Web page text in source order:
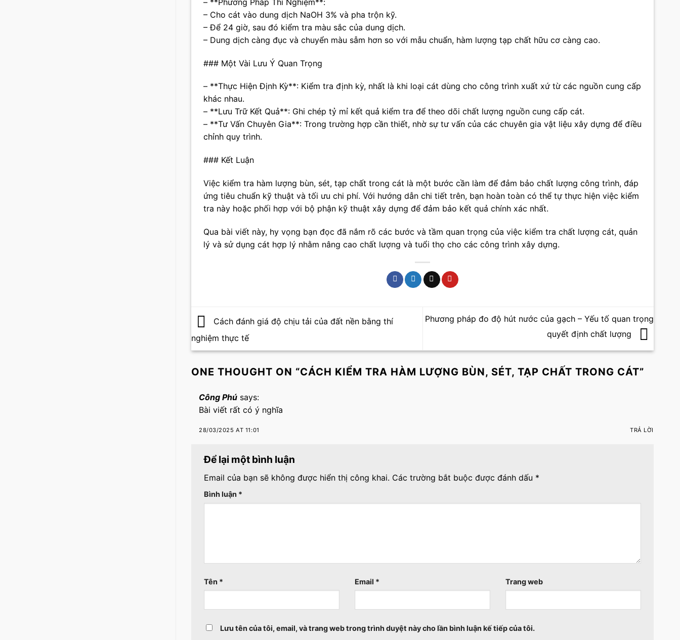
– Cho cát vào dung dịch NaOH 3% và pha trộn kỹ.
– Để 24 giờ, sau đó kiểm tra màu sắc của dung dịch.
– Dung dịch càng đục và chuyển màu sẫm hơn so với mẫu chuẩn, hàm lượng tạp chất hữu cơ càng cao.
### Một Vài Lưu Ý Quan Trọng
– **Thực Hiện Định Kỳ**: Kiểm tra định kỳ, nhất là khi loại cát dùng cho công trình xuất xứ từ các nguồn cung cấp
khác nhau.
– **Lưu Trữ Kết Quả**: Ghi chép tỷ mỉ kết quả kiểm tra để theo dõi chất lượng nguồn cung cấp cát.
– **Tư Vấn Chuyên Gia**: Trong trường hợp cần thiết, nhờ sự tư vấn của các chuyên gia vật liệu xây dựng để điều
chỉnh quy trình.
### Kết Luận
Việc kiểm tra hàm lượng bùn, sét, tạp chất trong cát là một bước cần làm để đảm bảo chất lượng công trình, đáp
ứng tiêu chuẩn kỹ thuật và tối ưu chi phí. Với hướng dẫn chi tiết trên, bạn hoàn toàn có thể tự thực hiện việc kiểm
tra này hoặc phối hợp với bộ phận kỹ thuật xây dựng để đảm bảo kết quả chính xác nhất.
Qua bài viết này, hy vọng bạn đọc đã nắm rõ các bước và tầm quan trọng của việc kiểm tra chất lượng cát, quản
lý và sử dụng cát hợp lý nhằm nâng cao chất lượng và tuổi thọ cho các công trình xây dựng.
Cách đánh giá độ chịu tải của đất nền bằng thí
nghiệm thực tế
Phương pháp đo độ hút nước của gạch – Yếu tố quan trọng
quyết định chất lượng
ONE THOUGHT ON “CÁCH KIỂM TRA HÀM LƯỢNG BÙN, SÉT, TẠP CHẤT TRONG CÁT”
Công Phú says:
Bài viết rất có ý nghĩa
28/03/2025 AT 11:01 TRẢ LỜI
Để lại một bình luận
Email của bạn sẽ không được hiển thị công khai. Các trường bắt buộc được đánh dấu *
Bình luận *
Tên * Email * Trang web
Lưu tên của tôi, email, và trang web trong trình duyệt này cho lần bình luận kế tiếp của tôi.